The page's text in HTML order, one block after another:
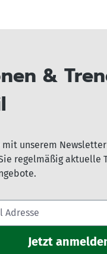
&
mit unserem
regelmäßig aktuelle